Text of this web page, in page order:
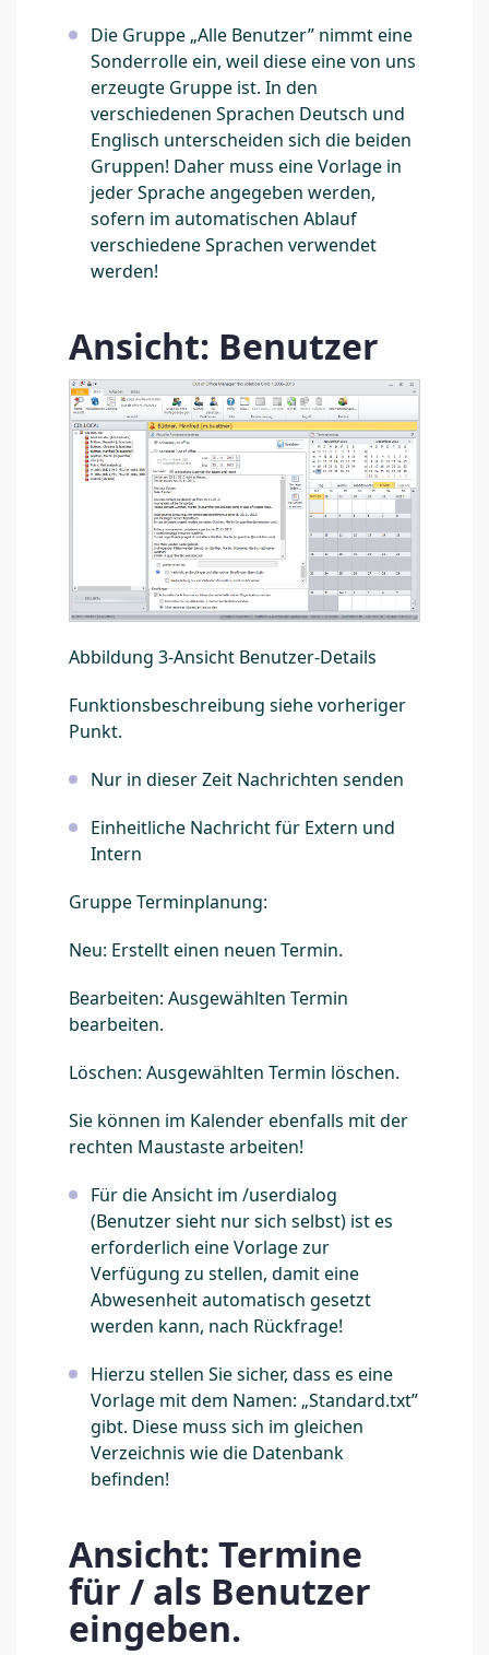
Die Gruppe „Alle Benutzer” nimmt eine
Sonderrolle ein, weil diese eine von uns
erzeugte Gruppe ist. In den
verschiedenen Sprachen Deutsch und
Englisch unterscheiden sich die beiden
Gruppen! Daher muss eine Vorlage in
jeder Sprache angegeben werden,
sofern im automatischen Ablauf
verschiedene Sprachen verwendet
werden!
Ansicht: Benutzer
Abbildung 3-Ansicht Benutzer-Details
Funktionsbeschreibung siehe vorheriger
Punkt.
Nur in dieser Zeit Nachrichten senden
Einheitliche Nachricht für Extern und
Intern
Gruppe Terminplanung:
Neu: Erstellt einen neuen Termin.
Bearbeiten: Ausgewählten Termin
bearbeiten.
Löschen: Ausgewählten Termin löschen.
Sie können im Kalender ebenfalls mit der
rechten Maustaste arbeiten!
Für die Ansicht im /userdialog
(Benutzer sieht nur sich selbst) ist es
erforderlich eine Vorlage zur
Verfügung zu stellen, damit eine
Abwesenheit automatisch gesetzt
werden kann, nach Rückfrage!
Hierzu stellen Sie sicher, dass es eine
Vorlage mit dem Namen: „Standard.txt”
gibt. Diese muss sich im gleichen
Verzeichnis wie die Datenbank
befinden!
Ansicht: Termine
für / als Benutzer
eingeben.